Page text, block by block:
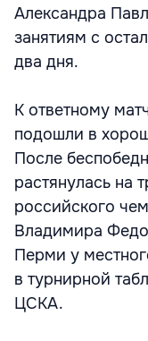
Александра
занятиям с
два дня.
К ответному
подошли в
После
растянулась на
российского
Владимира
Перми у
в турнирной
ЦСКА.